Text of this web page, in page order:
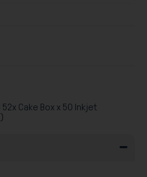
Cake Box x 50 Inkjet